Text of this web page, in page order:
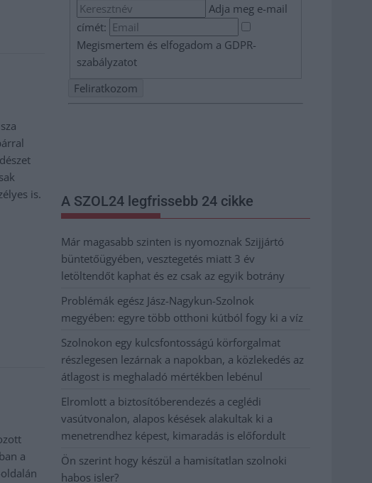
is.
a
Adja meg e-mail
címét:
Megismertem és elfogadom a GDPR-
szabályzatot
A SZOL24 legfrissebb 24 cikke
Már magasabb szinten is nyomoznak Szijjártó
büntetőügyében, vesztegetés miatt 3 év
letöltendőt kaphat és ez csak az egyik botrány
Problémák egész Jász-Nagykun-Szolnok
megyében: egyre több otthoni kútból fogy ki a víz
Szolnokon egy kulcsfontosságú körforgalmat
részlegesen lezárnak a napokban, a közlekedés az
átlagost is meghaladó mértékben lebénul
Elromlott a biztosítóberendezés a ceglédi
vasútvonalon, alapos késések alakultak ki a
menetrendhez képest, kimaradás is előfordult
Ön szerint hogy készül a hamisítatlan szolnoki
habos isler?